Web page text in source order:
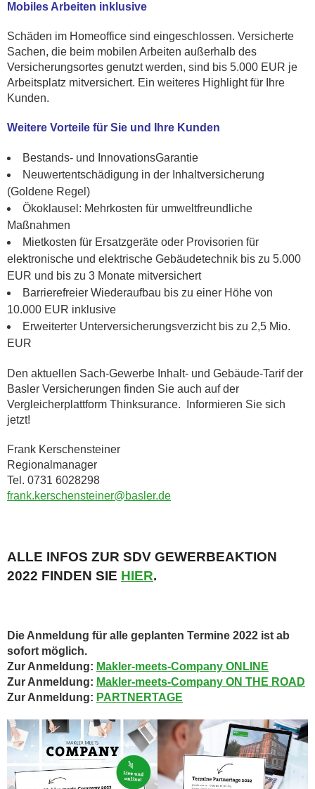
Mobiles Arbeiten inklusive
Schäden im Homeoffice sind eingeschlossen. Versicherte
Sachen, die beim mobilen Arbeiten außerhalb des
Versicherungsortes genutzt werden, sind bis 5.000 EUR je
Arbeitsplatz mitversichert. Ein weiteres Highlight für Ihre
Kunden.
Weitere Vorteile für Sie und Ihre Kunden
Bestands- und InnovationsGarantie
Neuwertentschädigung in der Inhaltversicherung
(Goldene Regel)
Ökoklausel: Mehrkosten für umweltfreundliche
Maßnahmen
Mietkosten für Ersatzgeräte oder Provisorien für
elektronische und elektrische Gebäudetechnik bis zu 5.000
EUR und bis zu 3 Monate mitversichert
Barrierefreier Wiederaufbau bis zu einer Höhe von
10.000 EUR inklusive
Erweiterter Unterversicherungsverzicht bis zu 2,5 Mio.
EUR
Den aktuellen Sach-Gewerbe Inhalt- und Gebäude-Tarif der
Basler Versicherungen finden Sie auch auf der
Vergleicherplattform Thinksurance. Informieren Sie sich
jetzt!
Frank Kerschensteiner
Regionalmanager
Tel. 0731 6028298
frank.kerschensteiner@basler.de
ALLE INFOS ZUR SDV GEWERBEAKTION
2022 FINDEN SIE HIER.
Die Anmeldung für alle geplanten Termine 2022 ist ab
sofort möglich.
Zur Anmeldung: Makler-meets-Company ONLINE
Zur Anmeldung: Makler-meets-Company ON THE ROAD
Zur Anmeldung: PARTNERTAGE